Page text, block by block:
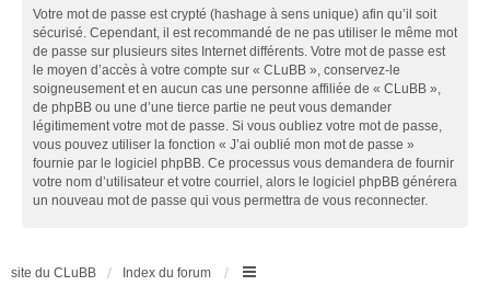
Votre mot de passe est crypté (hashage à sens unique) afin qu’il soit
sécurisé. Cependant, il est recommandé de ne pas utiliser le même mot
de passe sur plusieurs sites Internet différents. Votre mot de passe est
le moyen d’accès à votre compte sur « CLuBB », conservez-le
soigneusement et en aucun cas une personne affiliée de « CLuBB »,
de phpBB ou une d’une tierce partie ne peut vous demander
légitimement votre mot de passe. Si vous oubliez votre mot de passe,
vous pouvez utiliser la fonction « J’ai oublié mon mot de passe »
fournie par le logiciel phpBB. Ce processus vous demandera de fournir
votre nom d’utilisateur et votre courriel, alors le logiciel phpBB générera
un nouveau mot de passe qui vous permettra de vous reconnecter.
site du CLuBB Index du forum